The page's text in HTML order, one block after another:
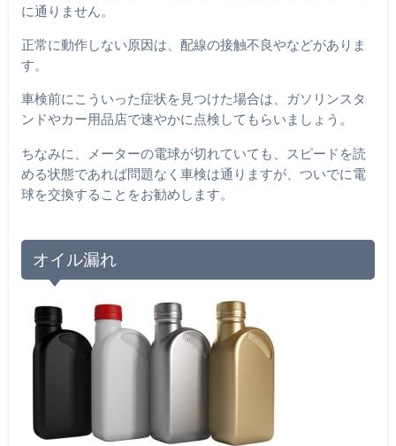
に通りません。
正常に動作しない原因は、配線の接触不良やなどがありま
す。
車検前にこういった症状を見つけた場合は、ガソリンスタ
ンドやカー用品店で速やかに点検してもらいましょう。
ちなみに、メーターの電球が切れていても、スピードを読
める状態であれば問題なく車検は通りますが、ついでに電
球を交換することをお勧めします。
オイル漏れ